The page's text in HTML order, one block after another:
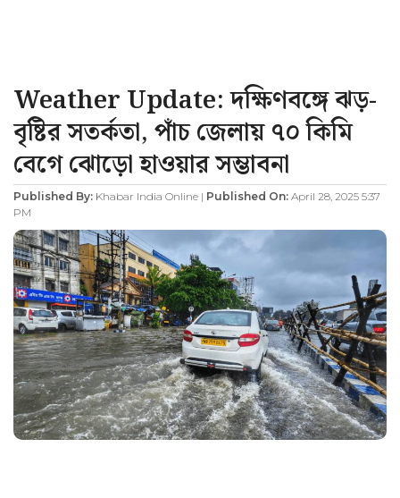
Weather Update: দক্ষিণবঙ্গে ঝড়-
বৃষ্টির সতর্কতা, পাঁচ জেলায় ৭০ কিমি
বেগে ঝোড়ো হাওয়ার সম্ভাবনা
Published By: Khabar India Online | Published On: April 28, 2025 5:37
PM